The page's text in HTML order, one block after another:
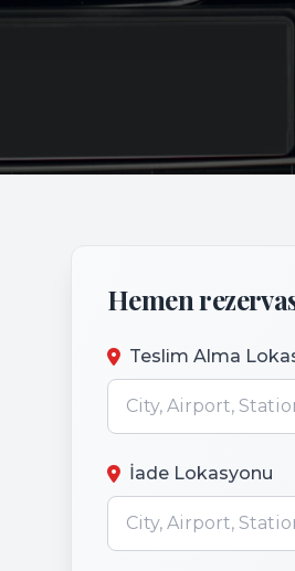
Hemen
Teslim Alma
İade Lokasyonu